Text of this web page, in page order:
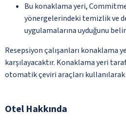
Bu konaklama yeri,
yönergelerindeki temizlik ve
uygulamalarına uyduğunu
Resepsiyon çalışanları konaklama
karşılayacaktır. Konaklama yeri
otomatik çeviri araçları
Otel Hakkında